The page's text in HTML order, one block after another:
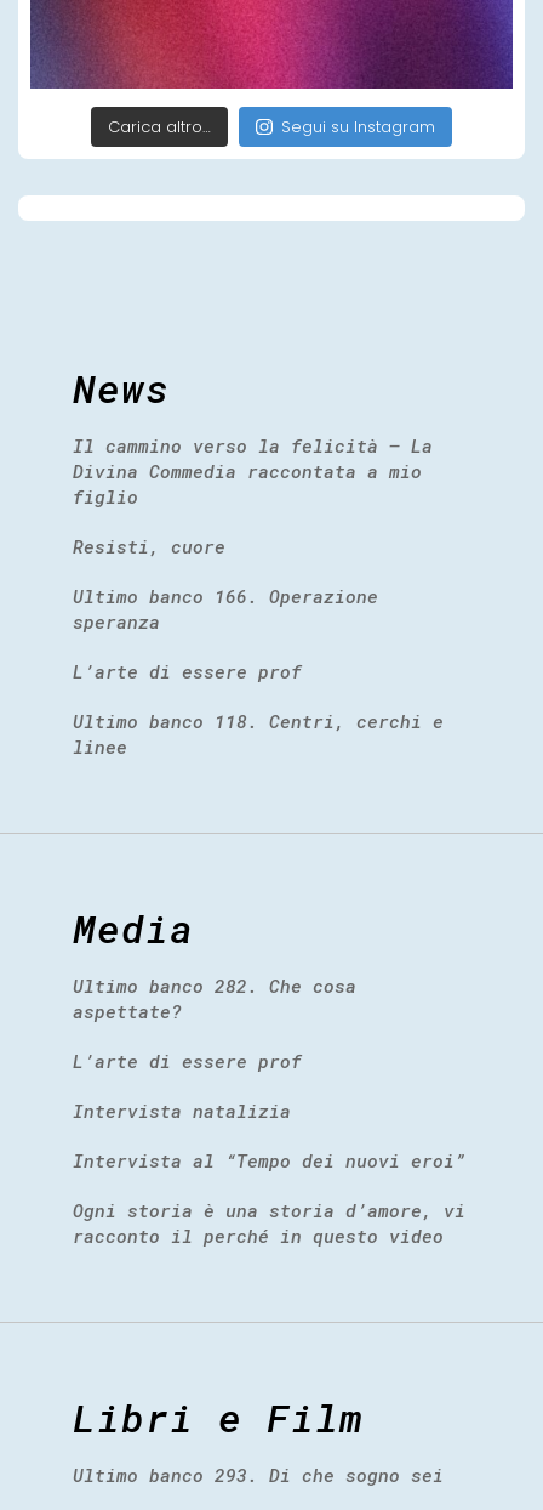
Carica altro… Segui su Instagram
News
Il cammino verso la felicità – La
Divina Commedia raccontata a mio
figlio
Resisti, cuore
Ultimo banco 166. Operazione
speranza
L’arte di essere prof
Ultimo banco 118. Centri, cerchi e
linee
Media
Ultimo banco 282. Che cosa
aspettate?
L’arte di essere prof
Intervista natalizia
Intervista al “Tempo dei nuovi eroi”
Ogni storia è una storia d’amore, vi
racconto il perché in questo video
Libri e Film
Ultimo banco 293. Di che sogno sei